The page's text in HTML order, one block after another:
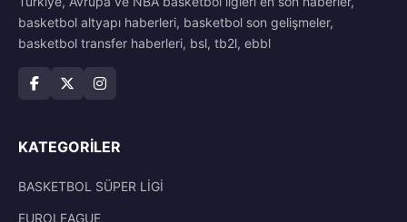
basketbol altyapı haberleri, basketbol son gelişmeler,
basketbol transfer haberleri, bsl, tb2l, ebbl
KATEGORILER
BASKETBOL SÜPER LİGİ
EUROLEAGUE